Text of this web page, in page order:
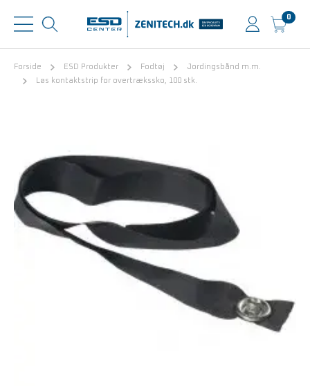
0
Forside ESD Produkter Fodtøj
Jordingsbånd m.m.
Løs kontaktstrip for overtrækssko, 100 stk.